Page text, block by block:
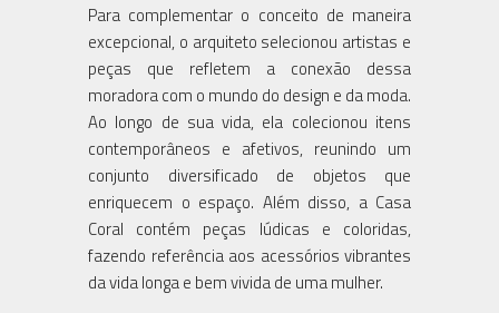
Para complementar o conceito de maneira
excepcional, o arquiteto selecionou artistas e
peças que refletem a conexão dessa
moradora com o mundo do design e da moda.
Ao longo de sua vida, ela colecionou itens
contemporâneos e afetivos, reunindo um
conjunto diversificado de objetos que
enriquecem o espaço. Além disso, a Casa
Coral contém peças lúdicas e coloridas,
fazendo referência aos acessórios vibrantes
da vida longa e bem vivida de uma mulher.